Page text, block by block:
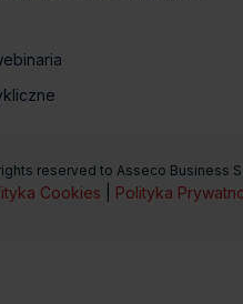
reserved to Asseco Business
Cookies Polityka